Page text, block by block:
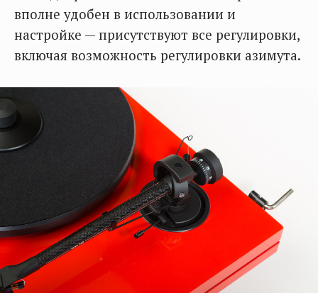
вполне удобен в использовании и
настройке — присутствуют все регулировки,
включая возможность регулировки азимута.